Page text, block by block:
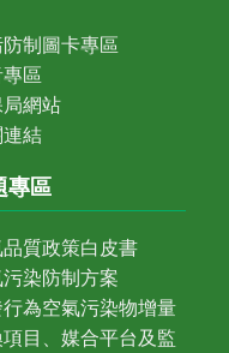
制圖卡專區
區
網站
結
專區
質政策白皮書
染防制方案
為空氣污染物增量
目、媒合平台及監